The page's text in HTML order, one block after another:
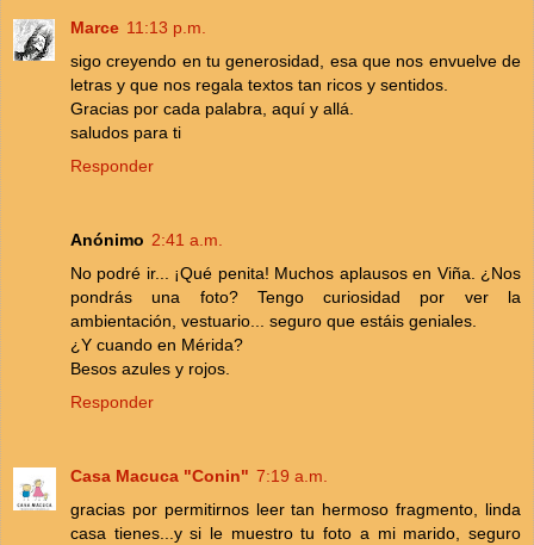
Marce 11:13 p.m.
sigo creyendo en tu generosidad, esa que nos envuelve de
letras y que nos regala textos tan ricos y sentidos.
Gracias por cada palabra, aquí y allá.
saludos para ti
Responder
Anónimo 2:41 a.m.
No podré ir... ¡Qué penita! Muchos aplausos en Viña. ¿Nos
pondrás una foto? Tengo curiosidad por ver la
ambientación, vestuario... seguro que estáis geniales.
¿Y cuando en Mérida?
Besos azules y rojos.
Responder
Casa Macuca "Conin" 7:19 a.m.
gracias por permitirnos leer tan hermoso fragmento, linda
casa tienes...y si le muestro tu foto a mi marido, seguro